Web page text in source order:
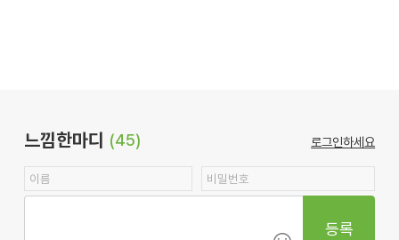
느낌한마디 (45) 로그인하세요
등록